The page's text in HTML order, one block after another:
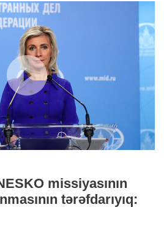
missiyasının
tərəfdarıyıq: